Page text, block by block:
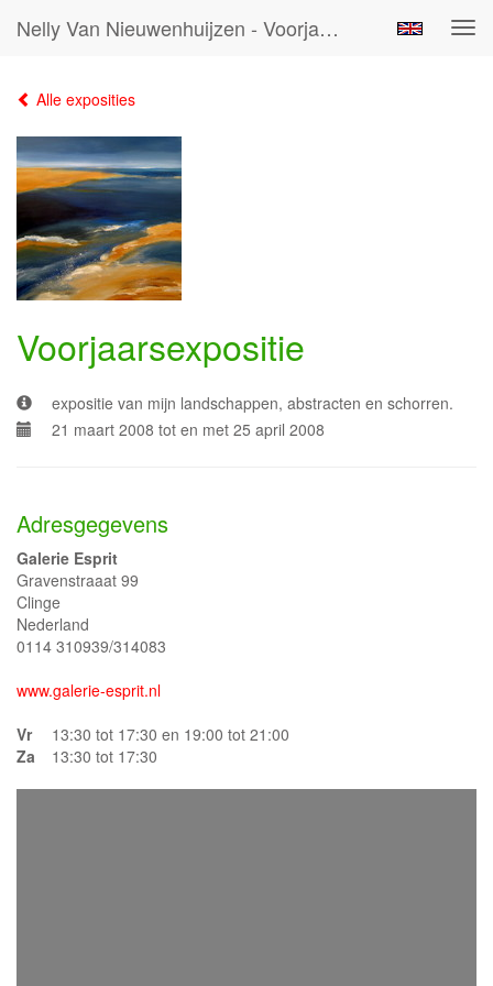
Nelly Van Nieuwenhuijzen - Voorjaarsexpositie
Alle exposities
Voorjaarsexpositie
expositie van mijn landschappen, abstracten en schorren.
21 maart 2008 tot en met 25 april 2008
Adresgegevens
Galerie Esprit
Gravenstraaat 99
Clinge
Nederland
0114 310939/314083
www.galerie-esprit.nl
Vr
13:30 tot 17:30 en 19:00 tot 21:00
Za
13:30 tot 17:30